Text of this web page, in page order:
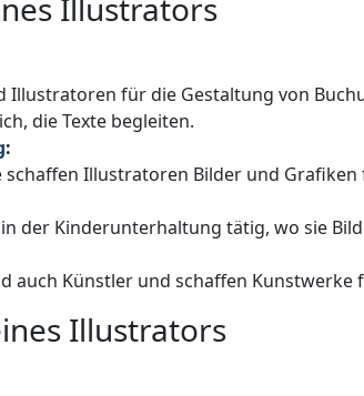
Illustrators
Illustratoren für die Gestaltung von
die Texte begleiten.
:
Illustratoren Bilder und
der Kinderunterhaltung tätig, wo sie
auch Künstler und schaffen Kunstwerke
Illustrators